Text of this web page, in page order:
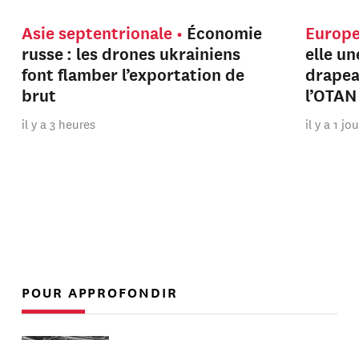
Asie septentrionale
Économie
russe : les drones ukrainiens
font flamber l’exportation de
brut
il y a 3 heures
elle
il y a 1
POUR APPROFONDIR